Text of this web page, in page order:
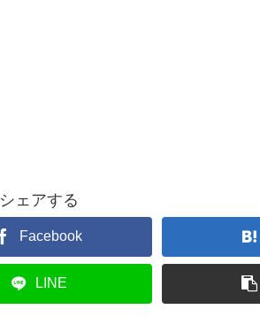
シェアする
Facebook
LINE